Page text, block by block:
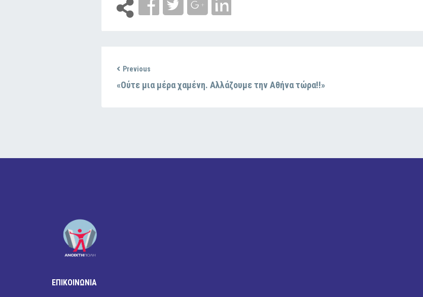
Previous
«Ούτε μια μέρα χαμένη. Αλλάζουμε την Αθήνα τώρα!!»
ΕΠΙΚΟΙΝΩΝΙΑ